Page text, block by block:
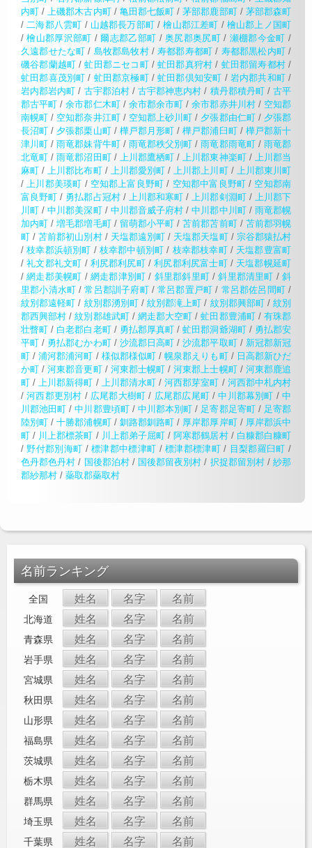
内町 / 上磯郡木古内町/ 亀田郡七飯町 /茅部郡鹿部町/ 茅部郡森町
/ 二海郡八雲町 / 山越郡長万部町 /檜山郡江差町 / 檜山郡上ノ国町
/檜山郡厚沢部町 /爾志郡乙部町 /奥尻郡奥尻町 / 瀬棚郡今金町 /
久遠郡せたな町 / 島牧郡島牧村/寿都郡寿都町 / 寿都郡黒松内町/
磯谷郡蘭越町 /虻田郡ニセコ町/虻田郡真狩村 / 虻田郡留寿都村/
虻田郡喜茂別町 / 虻田郡京極町/虻田郡倶知安町 / 岩内郡共和町/
岩内郡岩内町 / 古宇郡泊村/ 古宇郡神恵内村 / 積丹郡積丹町/ 古平
郡古平町 /余市郡仁木町/ 余市郡余市町 /余市郡赤井川村/ 空知郡
南幌町 / 空知郡奈井江町/ 空知郡上砂川町 / 夕張郡由仁町/ 夕張郡
長沼町 / 夕張郡栗山町/ 樺戸郡月形町 /樺戸郡浦臼町/ 樺戸郡新十
津川町 /雨竜郡妹背牛町/ 雨竜郡秩父別町 /雨竜郡雨竜町/ 雨竜郡
北竜町 /雨竜郡沼田町/ 上川郡鷹栖町 / 上川郡東神楽町/
上川郡当
麻町 / 上川郡比布町/ 上川郡愛別町 / 上川郡上川町/
上川郡東川町
/
上川郡美瑛町 / 空知郡上富良野町 / 空知郡中富良野町 / 空知郡南
富良野町 / 勇払郡占冠村/ 上川郡和寒町 / 上川郡剣淵町/
上川郡下
川町 /中川郡美深町/ 中川郡音威子府村 /中川郡中川町/ 雨竜郡幌
加内町 /増毛郡増毛町/ 留萌郡小平町 /苫前郡苫前町/ 苫前郡羽幌
町 /苫前郡初山別村/ 天塩郡遠別町 / 天塩郡天塩町/ 宗谷郡猿払村
/枝幸郡浜頓別町 / 枝幸郡中頓別町 / 枝幸郡枝幸町/ 天塩郡豊富町
/礼文郡礼文町 / 利尻郡利尻町/利尻郡利尻富士町/ 天塩郡幌延町
/網走郡美幌町 / 網走郡津別町 / 斜里郡斜里町/斜里郡清里町 /斜
里郡小清水町 /常呂郡訓子府町/常呂郡置戸町 / 常呂郡佐呂間町/
紋別郡遠軽町 / 紋別郡湧別町/ 紋別郡滝上町 / 紋別郡興部町/ 紋別
郡西興部村 /紋別郡雄武町/ 網走郡大空町 /虻田郡豊浦町/ 有珠郡
壮瞥町 / 白老郡白老町/ 勇払郡厚真町 /虻田郡洞爺湖町/ 勇払郡安
平町 / 勇払郡むかわ町/ 沙流郡日高町 /沙流郡平取町/ 新冠郡新冠
町 /浦河郡浦河町 / 様似郡様似町 /幌泉郡えりも町/ 日高郡新ひだ
か町 /河東郡音更町/ 河東郡士幌町 /河東郡上士幌町/ 河東郡鹿追
町 / 上川郡新得町 / 上川郡清水町 /河西郡芽室町 / 河西郡中札内村
/河西郡更別村 / 広尾郡大樹町 / 広尾郡広尾町/中川郡幕別町 /中
川郡池田町 /中川郡豊頃町/ 中川郡本別町 / 足寄郡足寄町/ 足寄郡
陸別町 /十勝郡浦幌町/ 釧路郡釧路町 / 厚岸郡厚岸町/ 厚岸郡浜中
町 / 川上郡標茶町 / 川上郡弟子屈町 /阿寒郡鶴居村/ 白糠郡白糠町
/ 野付郡別海町 /標津郡中標津町 /標津郡標津町 / 目梨郡羅臼町 /
色丹郡色丹村 / 国後郡泊村/ 国後郡留夜別村 / 択捉郡留別村/ 紗那
郡紗那村 / 蘂取郡蘂取村
名前ランキング
全国 姓名 名字 名前
北海道 姓名 名字 名前
青森県 姓名 名字 名前
岩手県 姓名 名字 名前
宮城県 姓名 名字 名前
秋田県 姓名 名字 名前
山形県 姓名 名字 名前
福島県 姓名 名字 名前
茨城県 姓名 名字 名前
栃木県 姓名 名字 名前
群馬県 姓名 名字 名前
埼玉県 姓名 名字 名前
千葉県 姓名 名字 名前